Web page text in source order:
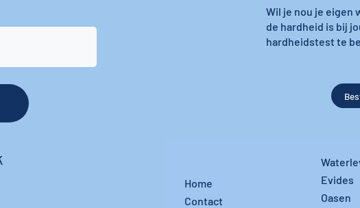
Wil je nou je eigen
de hardheid is bij
hardheidstest te
Home
Contact
Evides
Oasen